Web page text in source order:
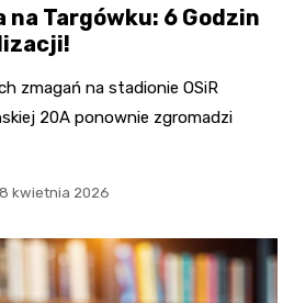
na Targówku: 6 Godzin
zmagań na stadionie OSiR
20A ponownie zgromadzi
kwietnia 2026